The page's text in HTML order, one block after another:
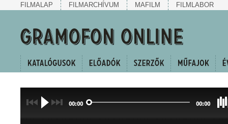
FILMALAP FILMARCHÍVUM MAFILM FILMLABOR
00:00 00:00